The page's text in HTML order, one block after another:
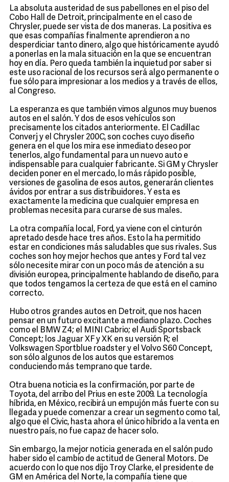
La absoluta austeridad de sus pabellones en el piso del
Cobo Hall de Detroit, principalmente en el caso de
Chrysler, puede ser vista de dos maneras. La positiva es
que esas compañías finalmente aprendieron a no
desperdiciar tanto dinero, algo que históricamente ayudó
a ponerlas en la mala situación en la que se encuentran
hoy en día. Pero queda también la inquietud por saber si
este uso racional de los recursos será algo permanente o
fue sólo para impresionar a los medios y a través de ellos,
al Congreso.
La esperanza es que también vimos algunos muy buenos
autos en el salón. Y dos de esos vehículos son
precisamente los citados anteriormente. El Cadillac
Converj y el Chrysler 200C, son coches cuyo diseño
genera en el que los mira ese inmediato deseo por
tenerlos, algo fundamental para un nuevo auto e
indispensable para cualquier fabricante. Si GM y Chrysler
deciden poner en el mercado, lo más rápido posible,
versiones de gasolina de esos autos, generarán clientes
ávidos por entrar a sus distribuidores. Y esta es
exactamente la medicina que cualquier empresa en
problemas necesita para curarse de sus males.
La otra compañía local, Ford, ya viene con el cinturón
apretado desde hace tres años. Esto la ha permitido
estar en condiciones más saludables que sus rivales. Sus
coches son hoy mejor hechos que antes y Ford tal vez
sólo necesite mirar con un poco más de atención a su
división europea, principalmente hablando de diseño, para
que todos tengamos la certeza de que está en el camino
correcto.
Hubo otros grandes autos en Detroit, que nos hacen
pensar en un futuro excitante a mediano plazo. Coches
como el BMW Z4; el MINI Cabrio; el Audi Sportsback
Concept; los Jaguar XF y XK en su versión R; el
Volkswagen Sportblue roadster y el Volvo S60 Concept,
son sólo algunos de los autos que estaremos
conduciendo más temprano que tarde.
Otra buena noticia es la confirmación, por parte de
Toyota, del arribo del Prius en este 2009. La tecnología
híbrida, en México, recibirá un empujón más fuerte con su
llegada y puede comenzar a crear un segmento como tal,
algo que el Civic, hasta ahora el único híbrido a la venta en
nuestro país, no fue capaz de hacer solo.
Sin embargo, la mejor noticia generada en el salón pudo
haber sido el cambio de actitud de General Motors. De
acuerdo con lo que nos dijo Troy Clarke, el presidente de
GM en América del Norte, la compañía tiene que